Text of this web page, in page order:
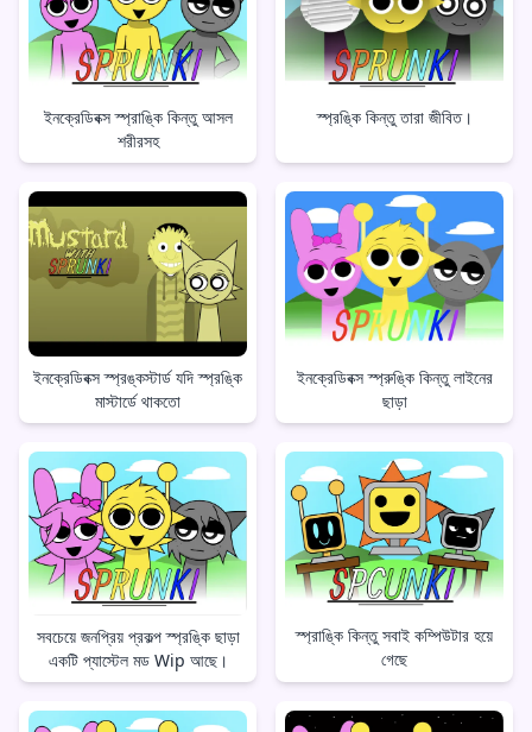
ইনক্রেডিবক্স স্প্রাঙ্কি কিন্তু আসল
শরীরসহ
স্প্রঙ্কি কিন্তু তারা জীবিত।
ইনক্রেডিবক্স স্প্রঙ্কস্টার্ড যদি স্প্রঙ্কি
মাস্টার্ডে থাকতো
ইনক্রেডিবক্স স্প্রুঙ্কি কিন্তু লাইনের
ছাড়া
সবচেয়ে জনপ্রিয় প্রকল্প স্প্রঙ্কি ছাড়া
একটি প্যাস্টেল মড Wip আছে।
স্প্রাঙ্কি কিন্তু সবাই কম্পিউটার হয়ে
গেছে